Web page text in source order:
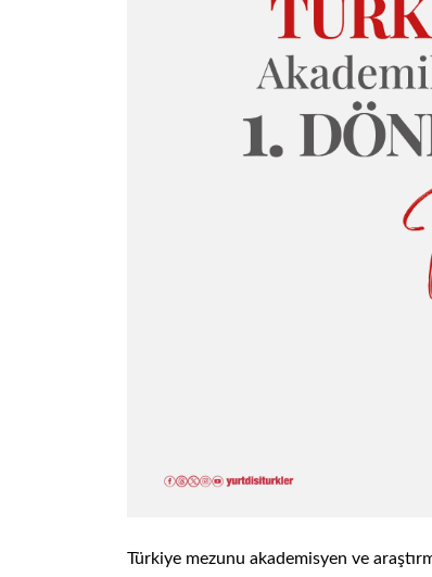
Türkiye mezunu akademisyen ve
Türkiye
Akademik
Programı
Dönem
Açıklandı